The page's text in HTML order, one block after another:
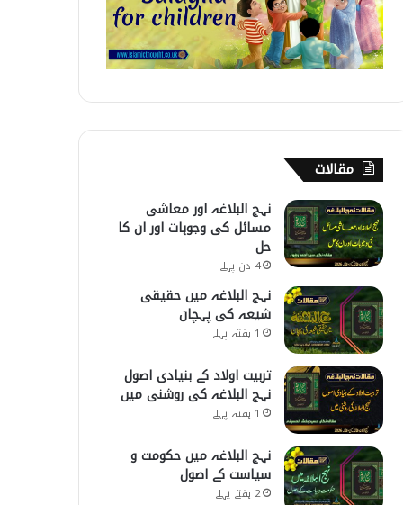
مقالات
نہج البلاغہ اور معاشی
مسائل کی وجوہات اور ان کا
حل
4 دن پہلے
نہج البلاغہ میں حقیقی
شیعہ کی پہچان
1 ہفتہ پہلے
تربیت اولاد کے بنیادی اصول
نہج البلاغہ کی روشنی میں
1 ہفتہ پہلے
نہج البلاغہ میں حکومت و
سیاست کے اصول
2 ہفتے پہلے